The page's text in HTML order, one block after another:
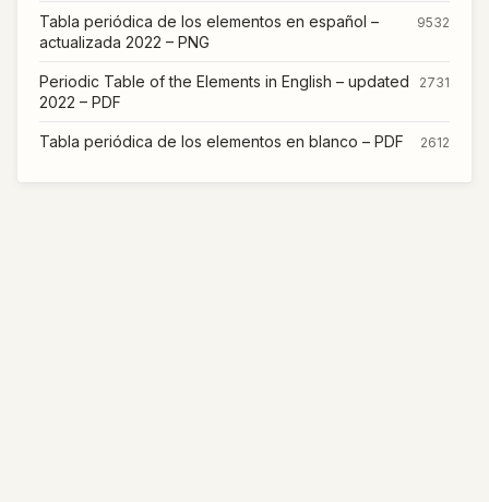
Tabla periódica de los elementos en español –
actualizada 2022 – PNG
9532
Periodic Table of the Elements in English – updated
2022 – PDF
2731
Tabla periódica de los elementos en blanco – PDF 2612